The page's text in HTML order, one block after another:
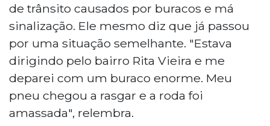
de trânsito causados por buracos e má
sinalização. Ele mesmo diz que já passou
por uma situação semelhante. "Estava
dirigindo pelo bairro Rita Vieira e me
deparei com um buraco enorme. Meu
pneu chegou a rasgar e a roda foi
amassada", relembra.